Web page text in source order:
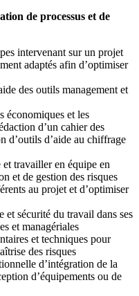
de processus et de
intervenant sur un projet
adaptés afin d’optimiser
des outils management et
économiques et les
d’un cahier des
d’outils d’aide au chiffrage
travailler en équipe en
et de gestion des risques
au projet et d’optimiser
sécurité du travail dans ses
et managériales
et techniques pour
des risques
d’intégration de la
d’équipements ou de